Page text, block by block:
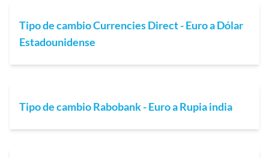
Tipo de cambio Currencies Direct - Euro a Dólar
Estadounidense
Tipo de cambio Rabobank - Euro a Rupia india